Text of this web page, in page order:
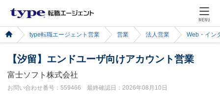
MENU
type転職エージェント営業 営業 法人営業 Web・イン
【汐留】エンドユーザ向けアカウント営業
富士ソフト株式会社
お問い合わせ番号：559466 最終確認日：2026年08月10日